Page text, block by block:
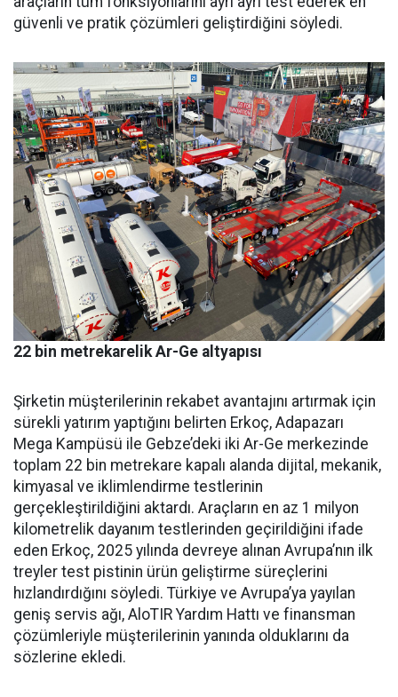
güvenli ve pratik çözümleri geliştirdiğini söyledi.
22 bin metrekarelik Ar-Ge altyapısı
Şirketin müşterilerinin reka­bet avantajını artırmak için
sü­rekli yatırım yaptığını belirten Erkoç, Adapazarı
Mega Kampü­sü ile Gebze’deki iki Ar-Ge mer­kezinde
toplam 22 bin metreka­re kapalı alanda dijital, mekanik,
kimyasal ve iklimlendirme test­lerinin
gerçekleştirildiğini ak­tardı. Araçların en az 1 milyon
kilometrelik dayanım testlerin­den geçirildiğini ifade
eden Er­koç, 2025 yılında devreye alınan Avrupa’nın ilk
treyler test pisti­nin ürün geliştirme süreçlerini
hızlandırdığını söyledi. Türkiye ve Avrupa’ya yayılan
geniş ser­vis ağı, AloTIR Yardım Hattı ve finansman
çözümleriyle müşte­rilerinin yanında olduklarını da
sözlerine ekledi.